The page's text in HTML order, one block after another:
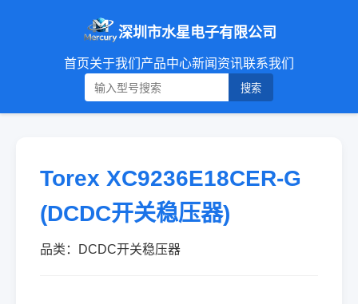
深圳市水星电子有限公司
首页关于我们 产品中心新闻资讯联系我们
搜索
Torex XC9236E18CER-G
(DCDC开关稳压器)
品类：DCDC开关稳压器